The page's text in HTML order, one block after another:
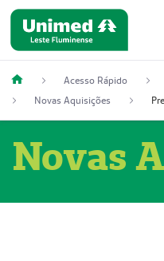
Acesso Rápido
Novas Aquisições
Novas